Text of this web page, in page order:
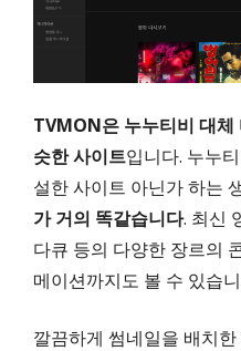
TVMON은 누누티비 대체
슷한 사이트입니다. 누누
설한 사이트 아닌가 하는
가 거의 똑같습니다. 최신
다큐 등의 다양한 장르의
메이션까지도 볼 수 있습
깔끔하게 썸네일을 배치